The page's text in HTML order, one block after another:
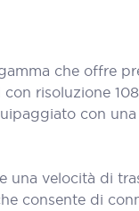
che offre
risoluzione
con
una velocità di
consente di